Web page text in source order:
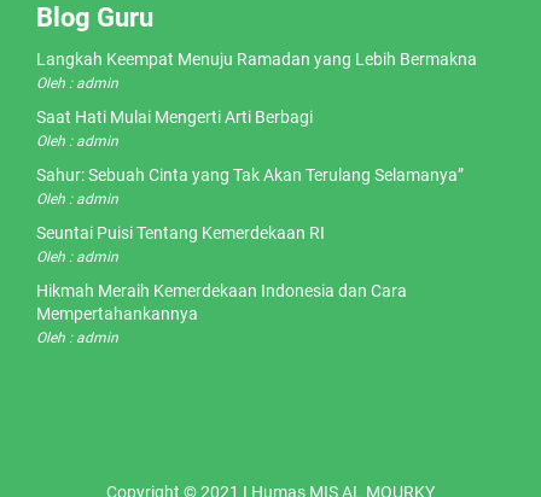
Blog Guru
Langkah Keempat Menuju Ramadan yang Lebih Bermakna
Oleh : admin
Saat Hati Mulai Mengerti Arti Berbagi
Oleh : admin
Sahur: Sebuah Cinta yang Tak Akan Terulang Selamanya”
Oleh : admin
Seuntai Puisi Tentang Kemerdekaan RI
Oleh : admin
Hikmah Meraih Kemerdekaan Indonesia dan Cara
Mempertahankannya
Oleh : admin
Copyright © 2021 I Humas MIS AL MOURKY